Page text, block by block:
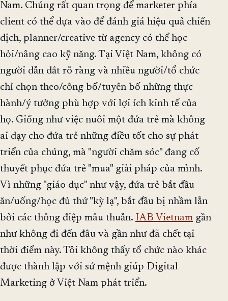
Nam. Chúng rất quan trọng để marketer phía
client có thể dựa vào để đánh giá hiệu quả chiến
dịch, planner/creative từ agency có thể học
hỏi/nâng cao kỹ năng. Tại Việt Nam, không có
người dẫn dắt rõ ràng và nhiều người/tổ chức
chỉ chọn theo/công bố/tuyên bố những thực
hành/ý tưởng phù hợp với lợi ích kinh tế của
họ. Giống như việc nuôi một đứa trẻ mà không
ai dạy cho đứa trẻ những điều tốt cho sự phát
triển của chúng, mà "người chăm sóc" đang cố
thuyết phục đứa trẻ "mua" giải pháp của mình.
Vì những "giáo dục" như vậy, đứa trẻ bắt đầu
ăn/uống/học đủ thứ "kỳ lạ", bắt đầu bị nhầm lẫn
bởi các thông điệp mâu thuẫn. IAB Vietnam gần
như không đi đến đâu và gần như đã chết tại
thời điểm này. Tôi không thấy tổ chức nào khác
được thành lập với sứ mệnh giúp Digital
Marketing ở Việt Nam phát triển.